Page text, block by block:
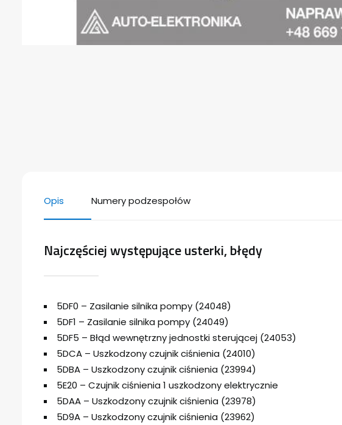
Opis Numery podzespołów
Najczęściej występujące usterki, błędy
5DF0 – Zasilanie silnika pompy (24048)
5DF1 – Zasilanie silnika pompy (24049)
5DF5 – Błąd wewnętrzny jednostki sterującej (24053)
5DCA – Uszkodzony czujnik ciśnienia (24010)
5DBA – Uszkodzony czujnik ciśnienia (23994)
5E20 – Czujnik ciśnienia 1 uszkodzony elektrycznie
5DAA – Uszkodzony czujnik ciśnienia (23978)
5D9A – Uszkodzony czujnik ciśnienia (23962)